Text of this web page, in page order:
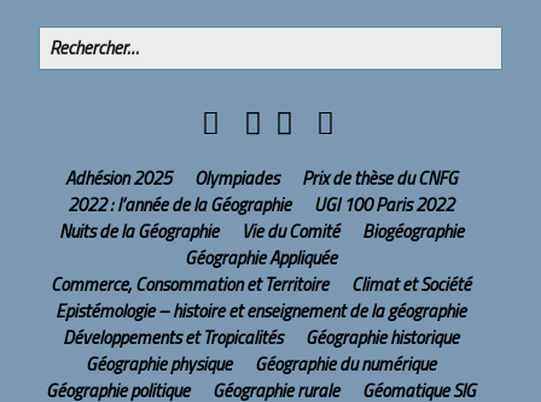
Adhésion 2025 Olympiades
Prix de thèse du CNFG
2022 : l’année de la Géographie
UGI 100 Paris 2022
Nuits de la Géographie
Vie du Comité
Biogéographie
Géographie Appliquée
Commerce, Consommation et Territoire
Climat et Société
Epistémologie – histoire et enseignement de la géographie
Développements et Tropicalités
Géographie historique
Géographie physique
Géographie du numérique
Géographie politique
Géographie rurale
Géomatique SIG